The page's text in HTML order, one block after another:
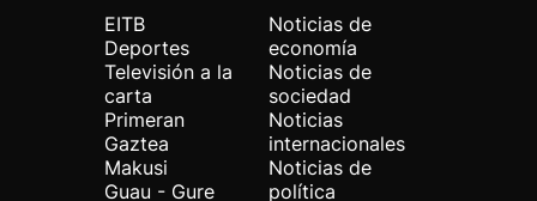
EITB
Deportes
Televisión a la
carta
Primeran
Gaztea
Makusi
Guau - Gure
Noticias de
economía
Noticias de
sociedad
Noticias
internacionales
Noticias de
política